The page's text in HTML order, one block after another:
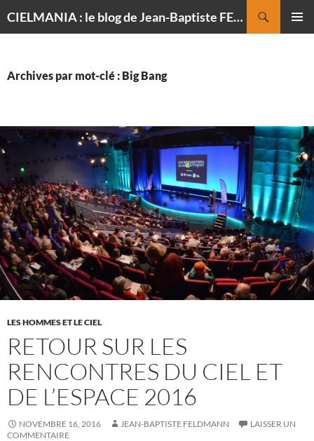
CIELMANIA : le blog de Jean-Baptiste FELDMANN, photographe du ciel
Archives par mot-clé : Big Bang
LES HOMMES ET LE CIEL
RETOUR SUR LES
RENCONTRES DU CIEL ET
DE L’ESPACE 2016
NOVEMBRE 16, 2016 JEAN-BAPTISTE FELDMANN
LAISSER UN
COMMENTAIRE